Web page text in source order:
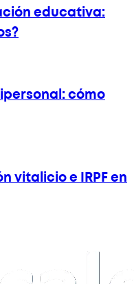
educativa:
cómo
vitalicio e IRPF en